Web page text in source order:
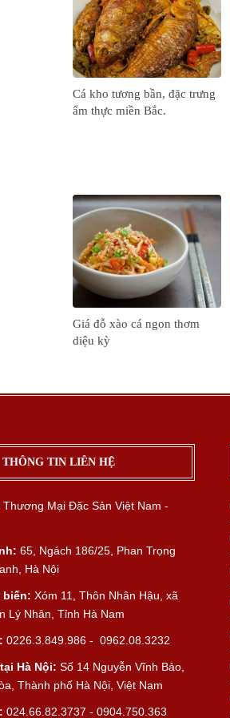
Cá kho tương bần, đặc trưng
ẩm thực miền Bắc.
Giá đỗ xào cá ngon thơm
diệu kỳ
THÔNG TIN LIÊN HỆ
Thương Mại Đặc Sản Việt Nam -
65, Ngách 186/25, Phan Trọng
Hà Nội
biến: Xóm 11, Thôn Nhân Hậu, xã
Lý Nhân, Tỉnh Hà Nam
0226.3.849.986 - 0962.08.3232
Hà Nội: Số 14 Nguyễn Vĩnh Bảo,
Thành phố Hà Nội, Việt Nam
024.66.82.3737 - 0904.750.363